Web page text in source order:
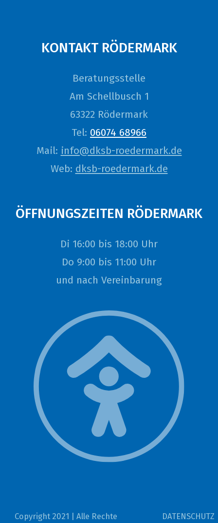
KONTAKT RÖDERMARK
Beratungsstelle
Am Schellbusch 1
63322 Rödermark
Tel: 06074 68966
Mail: info@dksb-roedermark.de
Web: dksb-roedermark.de
ÖFFNUNGSZEITEN RÖDERMARK
Di 16:00 bis 18:00 Uhr
Do 9:00 bis 11:00 Uhr
und nach Vereinbarung
Copyright 2021 | Alle Rechte DATENSCHUTZ